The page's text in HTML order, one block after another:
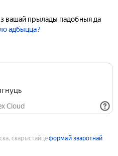
вашай прылады падобныя да
адбыцца?
Cloud
скарыстайцеформай зваротнай